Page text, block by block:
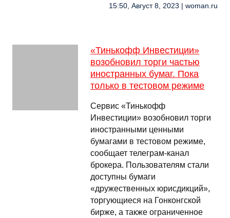
15:50, Август 8, 2023 | woman.ru
«Тинькофф Инвестиции»
возобновил торги частью
иностранных бумаг. Пока
только в тестовом режиме
Сервис «Тинькофф
Инвестиции» возобновил торги
иностранными ценными
бумагами в тестовом режиме,
сообщает телеграм-канал
брокера. Пользователям стали
доступны бумаги
«дружественных юрисдикций»,
торгующиеся на Гонконгской
бирже, а также ограниченное